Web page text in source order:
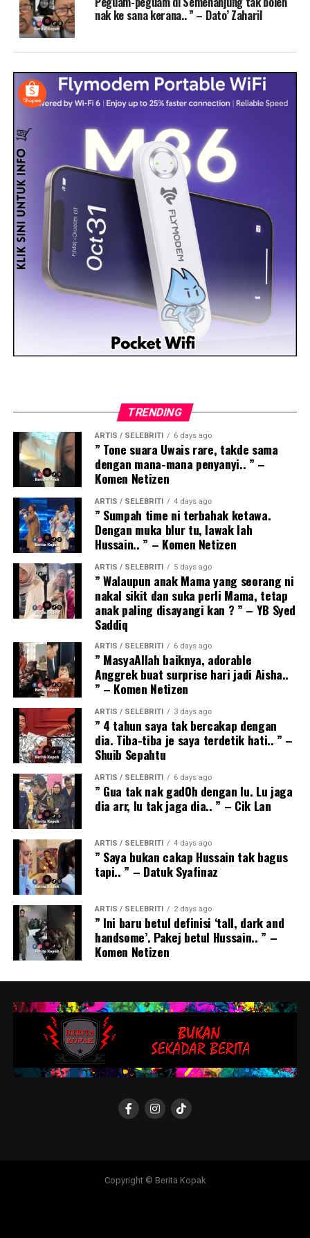
nak ke sana kerana.. ” – Dato’ Zaharil
TRENDING
ARTIS / SELEBRITI 6 days ago
” Tone suara Uwais rare, takde sama
dengan mana-mana penyanyi.. ” –
Komen Netizen
ARTIS / SELEBRITI 4 days ago
” Sumpah time ni terbahak ketawa.
Dengan muka blur tu, lawak lah
Hussain.. ” – Komen Netizen
ARTIS / SELEBRITI 5 days ago
” Walaupun anak Mama yang seorang ni
nakal sikit dan suka perli Mama, tetap
anak paling disayangi kan ? ” – YB Syed
Saddiq
ARTIS / SELEBRITI 6 days ago
” MasyaAllah baiknya, adorable
Anggrek buat surprise hari jadi Aisha..
” – Komen Netizen
ARTIS / SELEBRITI 3 days ago
” 4 tahun saya tak bercakap dengan
dia. Tiba-tiba je saya terdetik hati.. ” –
Shuib Sepahtu
ARTIS / SELEBRITI 6 days ago
” Gua tak nak gad0h dengan lu. Lu jaga
dia arr, lu tak jaga dia.. ” – Cik Lan
ARTIS / SELEBRITI 4 days ago
” Saya bukan cakap Hussain tak bagus
tapi.. ” – Datuk Syafinaz
ARTIS / SELEBRITI 2 days ago
” Ini baru betul definisi ‘tall, dark and
handsome’. Pakej betul Hussain.. ” –
Komen Netizen
Copyright © Berita Kopak